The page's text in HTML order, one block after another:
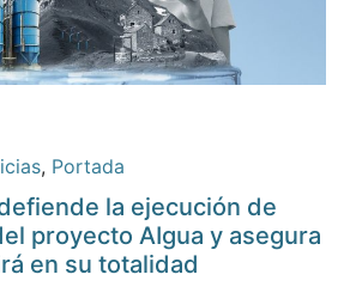
, Portada
la ejecución de
proyecto AIgua y asegura
en su totalidad